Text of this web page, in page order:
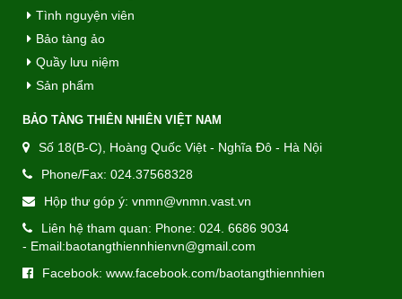
Tình nguyện viên
Bảo tàng ảo
Quầy lưu niệm
Sản phẩm
BẢO TÀNG THIÊN NHIÊN VIỆT NAM
Số 18(B-C), Hoàng Quốc Việt - Nghĩa Đô - Hà Nội
Phone/Fax: 024.37568328
Hộp thư góp ý: vnmn@vnmn.vast.vn
Liên hệ tham quan: Phone: 024. 6686 9034
- Email:baotangthiennhienvn@gmail.com
Facebook: www.facebook.com/baotangthiennhien